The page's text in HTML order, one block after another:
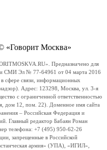
«Говорит Москва»
Предназначено для
СМИ Эл № 77-64961 от 04 марта 2016
сфере связи, информационных
Адрес: 123298, Москва, ул. 3-я
с ограниченной ответственностью
дом 12, пом. 22). Доменное имя сайта
– Российская Федерация и
Главный редактор Бабаян Роман
телефона: +7 (495) 950-62-26
запрещенные в Российской
армия» (УПА), «ИГИЛ»,